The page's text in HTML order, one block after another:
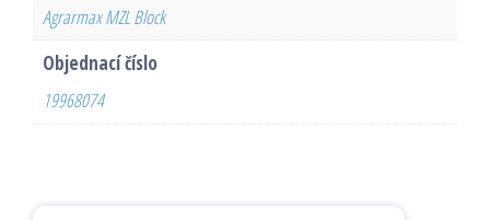
Agrarmax MZL Block
Objednací číslo
19968074